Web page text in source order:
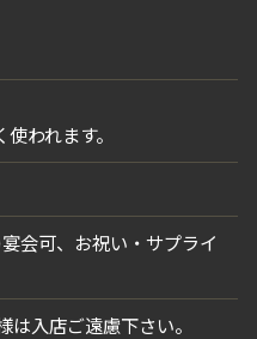
われます。
会可、お祝い・サプライ
は入店ご遠慮下さい。